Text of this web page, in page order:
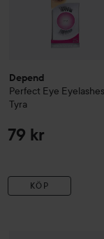
Depend
Perfect Eye Eyelashes
Tyra
79 kr
KÖP